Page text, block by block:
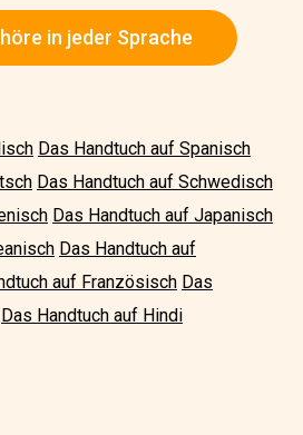
in jeder Sprache
Das Handtuch auf Spanisch
Das Handtuch auf Schwedisch
Das Handtuch auf Japanisch
Das Handtuch auf
auf Französisch Das
Das Handtuch auf Hindi